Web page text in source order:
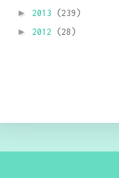
► 2013 (239)
► 2012 (28)